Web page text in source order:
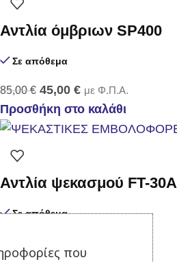
Αντλία όμβριων SP400
Σε απόθεμα
85,00€ 45,00 € με Φ.Π.Α.
Προσθήκη στο καλάθι
Αντλία ψεκασμού FT-30Α
Σε απόθεμα
που